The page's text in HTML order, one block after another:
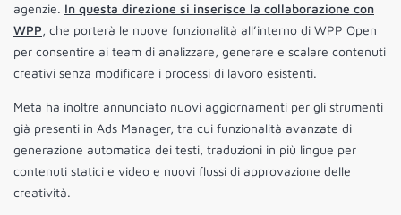
agenzie. In questa direzione si inserisce la collaborazione con
WPP, che porterà le nuove funzionalità all’interno di WPP Open
per consentire ai team di analizzare, generare e scalare contenuti
creativi senza modificare i processi di lavoro esistenti.
Meta ha inoltre annunciato nuovi aggiornamenti per gli strumenti
già presenti in Ads Manager, tra cui funzionalità avanzate di
generazione automatica dei testi, traduzioni in più lingue per
contenuti statici e video e nuovi flussi di approvazione delle
creatività.